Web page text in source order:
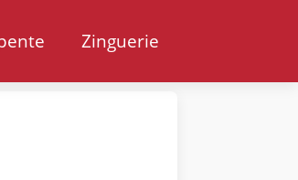
Zinguerie